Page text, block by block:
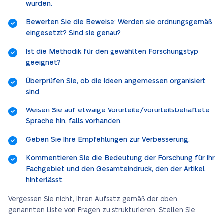
wurden.
Bewerten Sie die Beweise: Werden sie ordnungsgemäß
eingesetzt? Sind sie genau?
Ist die Methodik für den gewählten Forschungstyp
geeignet?
Überprüfen Sie, ob die Ideen angemessen organisiert
sind.
Weisen Sie auf etwaige Vorurteile/vorurteilsbehaftete
Sprache hin, falls vorhanden.
Geben Sie Ihre Empfehlungen zur Verbesserung.
Kommentieren Sie die Bedeutung der Forschung für ihr
Fachgebiet und den Gesamteindruck, den der Artikel
hinterlässt.
Vergessen Sie nicht, Ihren Aufsatz gemäß der oben
genannten Liste von Fragen zu strukturieren. Stellen Sie